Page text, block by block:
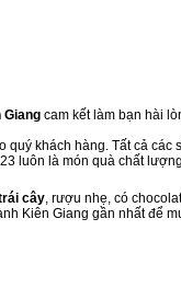
Giang cam kết làm bạn hài
khách hàng. Tất cả các
luôn là món quà chất
cây, rượu nhẹ, có
Kiên Giang gần nhất để